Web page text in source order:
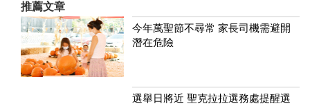
推薦文章
今年萬聖節不尋常 家長司機需避開
潛在危險
選舉日將近 聖克拉拉選務處提醒選